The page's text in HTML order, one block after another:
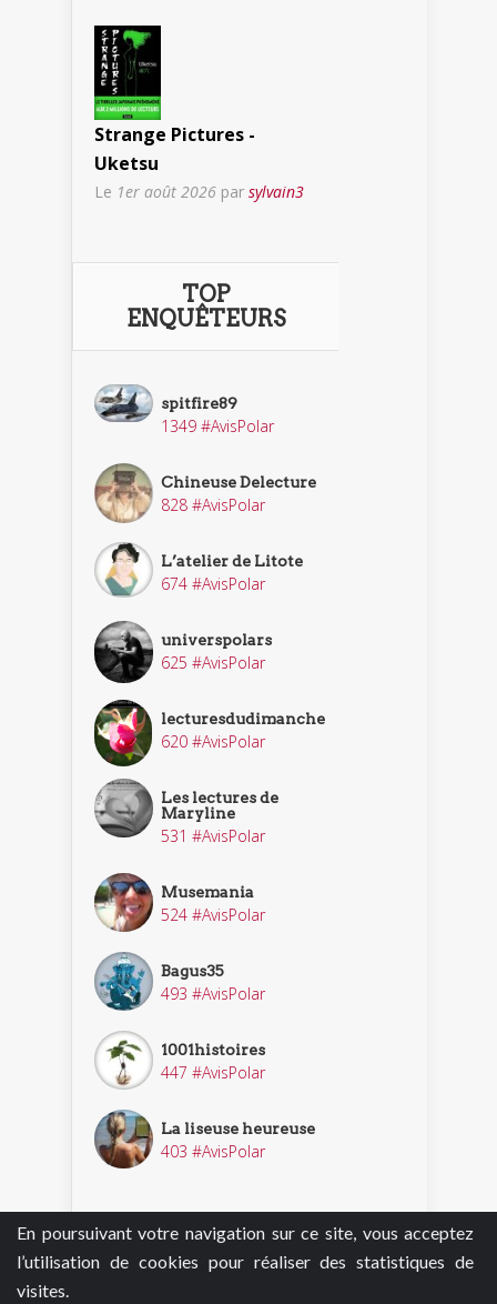
En poursuivant votre navigation sur ce site, vous acceptez
l’utilisation de cookies pour réaliser des statistiques de
visites.
Strange Pictures -
Uketsu
Le 1er août 2026 par sylvain3
TOP
ENQUÊTEURS
spitfire89
1349 #AvisPolar
Chineuse Delecture
828 #AvisPolar
L’atelier de Litote
674 #AvisPolar
universpolars
625 #AvisPolar
lecturesdudimanche
620 #AvisPolar
Les lectures de
Maryline
531 #AvisPolar
Musemania
524 #AvisPolar
Bagus35
493 #AvisPolar
1001histoires
447 #AvisPolar
La liseuse heureuse
403 #AvisPolar
Découvrir nos enquêteurs